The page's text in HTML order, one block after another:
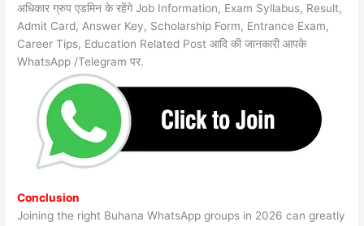
अधिकार ग्रुप एडमिन के रहेंगे Job Information, Exam Syllabus, Result,
Admit Card, Answer Key, Scholarship Form, Entrance Exam,
Career Tips, Education Related Post आदि की जानकारी आपके
WhatsApp /Telegram पर.
Conclusion
Joining the right Buhana WhatsApp groups in 2026 can greatly